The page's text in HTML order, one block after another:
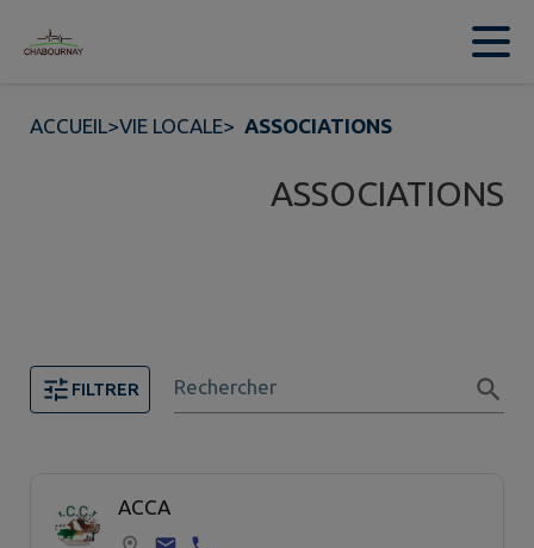
Contenu
ACCUEIL>VIE LOCALE> ASSOCIATIONS
ASSOCIATIONS
FILTRER Rechercher
ACCA